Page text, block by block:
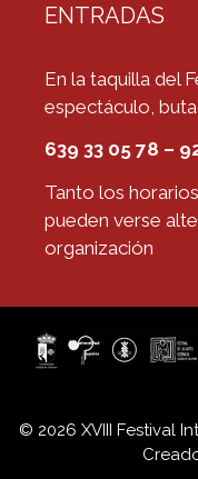
ENTRADAS
En la taquilla del
espectáculo,
639 33 05 78 –
Tanto los
pueden verse
organización
© 2026 XVIII Festival